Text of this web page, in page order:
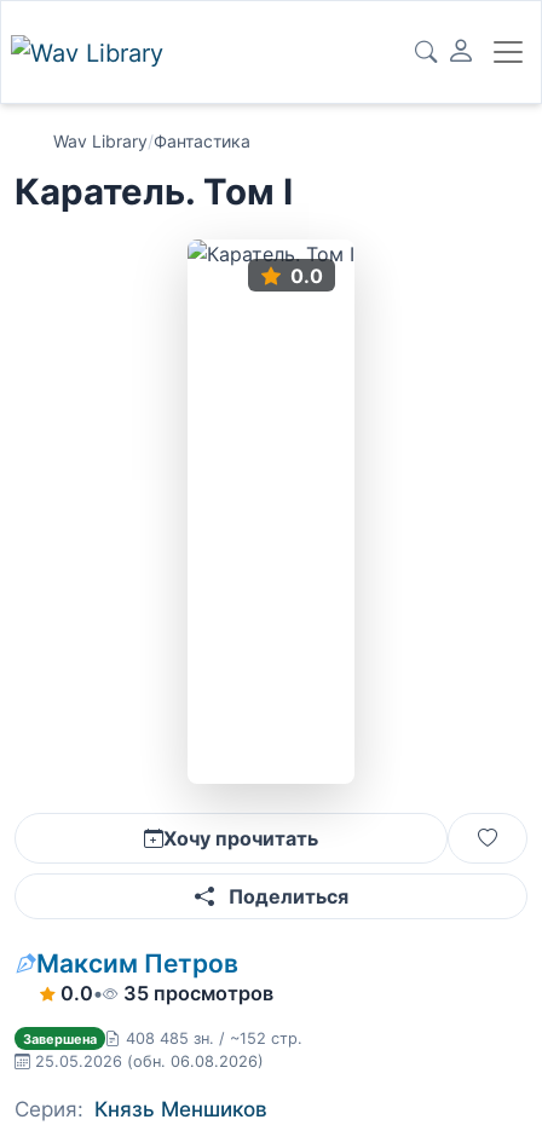
Wav Library/Фантастика
Каратель. Том I
0.0
Хочу прочитать
Поделиться
Максим Петров
0.0• 35 просмотров
Завершена
408 485 зн. / ~152 стр.
25.05.2026 (обн. 06.08.2026)
Серия: Князь Меншиков